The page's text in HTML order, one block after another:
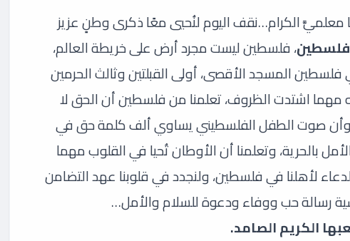
يا معلميَّ الكرام…نقف اليوم لنُحيي معًا ذكرى وطنٍ عزيز
فلسطين، فلسطين ليست مجرد أرض على خريطة العالم،
المسجد الأقصى، أولى القبلتين وثالث الحرمين
مهما اشتدت الظروف، تعلمنا من فلسطين أن الحق لا
وأن صوت الطفل الفلسطيني يساوي ألف كلمة حق في
بالحرية، وتعلمنا أن الأوطان تُحيا في القلوب مهما
لأهلنا في فلسطين، ولنجدد في قلوبنا عهد التضامن
رسالة حب ووفاء ودعوة للسلام والأمل…
الكريم الصامد.